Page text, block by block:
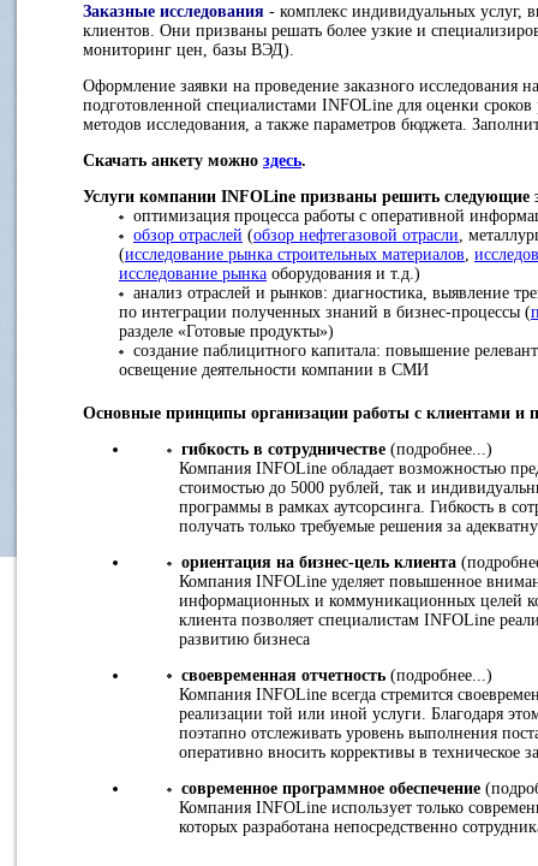
Заказные исследования - комплекс индивидуальных услуг,
клиентов. Они призваны решать более узкие и
мониторинг цен, базы ВЭД).
Оформление заявки на проведение заказного исследования
подготовленной специалистами INFOLine для оценки
методов исследования, а также параметров бюджета.
Скачать анкету можно здесь.
Услуги компании INFOLine призваны решить следующие
оптимизация процесса работы с оперативной
обзор отраслей (обзор нефтегазовой отрасли ,
(исследование рынка строительных материалов
исследование рынка оборудования и т.д.)
анализ отраслей и рынков: диагностика, выявление
по интеграции полученных знаний в бизнес-процессы (
разделе «Готовые продукты»)
создание паблицитного капитала: повышение
освещение деятельности компании в СМИ
Основные принципы организации работы с клиентами и
гибкость в сотрудничестве (подробнее...)
Компания INFOLine обладает возможностью
стоимостью до 5000 рублей, так и
программы в рамках аутсорсинга. Гибкость в
получать только требуемые решения за
ориентация на бизнес-цель клиента
Компания INFOLine уделяет повышенное
информационных и коммуникационных целей
клиента позволяет специалистам INFOLine
развитию бизнеса
своевременная отчетность (подробнее...)
Компания INFOLine всегда стремится
реализации той или иной услуги. Благодаря
поэтапно отслеживать уровень выполнения
оперативно вносить коррективы в техническое
современное программное обеспечение
Компания INFOLine использует только
которых разработана непосредственно